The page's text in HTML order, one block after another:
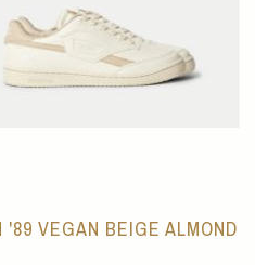
'89 VEGAN BEIGE ALMOND